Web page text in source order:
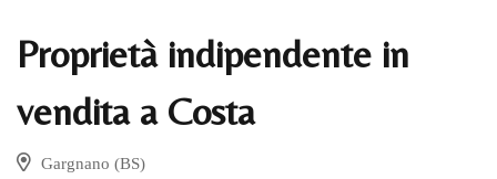
Proprietà indipendente in
vendita a Costa
Gargnano (BS)